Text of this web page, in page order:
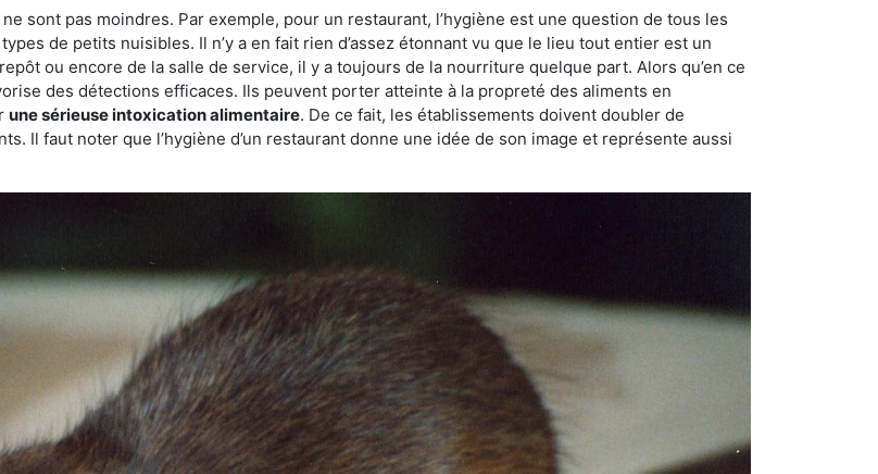
sont pas moindres. Par exemple, pour un restaurant, l’hygiène est une question de tous les
de petits nuisibles. Il n’y a en fait rien d’assez étonnant vu que le lieu tout entier est un
ou encore de la salle de service, il y a toujours de la nourriture quelque part. Alors qu’en ce
des détections efficaces. Ils peuvent porter atteinte à la propreté des aliments en
une sérieuse intoxication alimentaire. De ce fait, les établissements doivent doubler de
Il faut noter que l’hygiène d’un restaurant donne une idée de son image et représente aussi